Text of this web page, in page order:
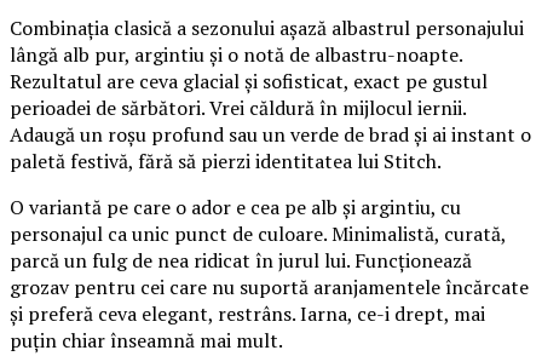
Combinația clasică a sezonului așază albastrul personajului
lângă alb pur, argintiu și o notă de albastru-noapte.
Rezultatul are ceva glacial și sofisticat, exact pe gustul
perioadei de sărbători. Vrei căldură în mijlocul iernii.
Adaugă un roșu profund sau un verde de brad și ai instant o
paletă festivă, fără să pierzi identitatea lui Stitch.
O variantă pe care o ador e cea pe alb și argintiu, cu
personajul ca unic punct de culoare. Minimalistă, curată,
parcă un fulg de nea ridicat în jurul lui. Funcționează
grozav pentru cei care nu suportă aranjamentele încărcate
și preferă ceva elegant, restrâns. Iarna, ce-i drept, mai
puțin chiar înseamnă mai mult.